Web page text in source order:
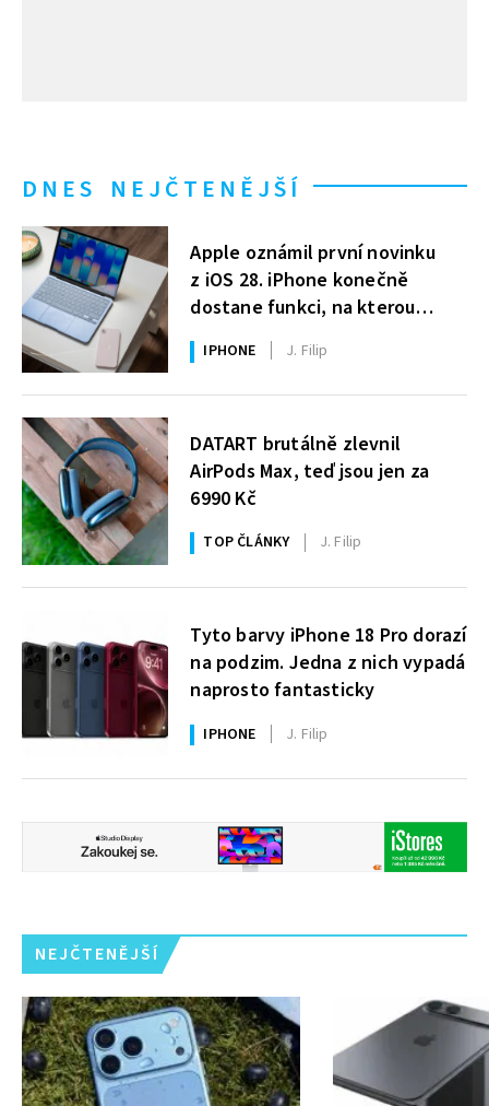
DNES NEJČTENĚJŠÍ
Apple oznámil první novinku
z iOS 28. iPhone konečně
dostane funkci, na kterou
uživatelé Windows čekají roky
IPHONE J. Filip
DATART brutálně zlevnil
AirPods Max, teď jsou jen za
6990 Kč
TOP ČLÁNKY J. Filip
Tyto barvy iPhone 18 Pro dorazí
na podzim. Jedna z nich vypadá
naprosto fantasticky
IPHONE J. Filip
NEJČTENĚJŠÍ